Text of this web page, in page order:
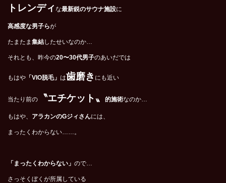
トレンディ な最新鋭のサウナ施設に
高感度な男子らが
たまたま 集結したせいなのか…
それとも、昨今の20〜30代男子のあいだでは
もはや 「VIO脱毛」 は歯磨き にも近い
当たり前の 〝エチケット〟 的施術なのか…
もはや、 アラカンのGジィさんには、
まったくわからない……。
「まったくわからない」 ので…
さっそくぼくが所属している